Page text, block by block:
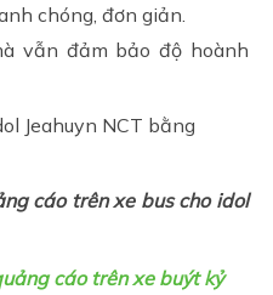
chóng, đơn giản.
vẫn đảm bảo độ hoành
cáo trên xe bus cho idol
cáo trên xe buýt kỷ